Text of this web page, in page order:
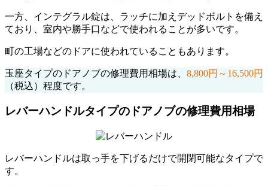
一方、インテグラル錠は、ラッチに加えデッドボルトを備え
ており、室内や勝手口などで使われることが多いです。
町の工場などのドアに使われていることもあります。
玉座タイプのドアノブの修理費用相場は、 8,800円～16,500円
（税込）程度です。
レバーハンドルタイプのドアノブの修理費用相場
レバーハンドルは取っ手を下げるだけで開閉可能なタイプで
す。